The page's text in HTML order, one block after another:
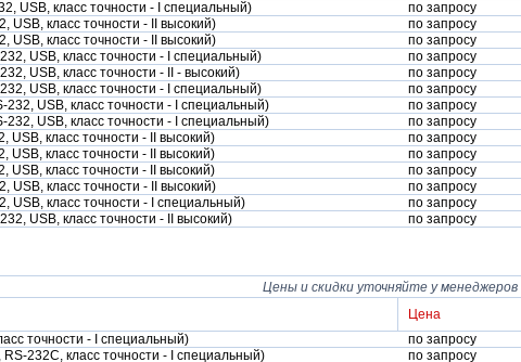
USB, класс точности - I специальный)
по запросу
класс точности - II высокий)
по запросу
класс точности - II высокий)
по запросу
USB, класс точности - I специальный)
по запросу
USB, класс точности - II - высокий)
по запросу
USB, класс точности - I специальный)
по запросу
USB, класс точности - I специальный)
по запросу
USB, класс точности - I специальный)
по запросу
класс точности - II высокий)
по запросу
класс точности - II высокий)
по запросу
класс точности - II высокий)
по запросу
класс точности - II высокий)
по запросу
USB, класс точности - I специальный)
по запросу
USB, класс точности - II высокий) по запросу
Цены и скидки уточняйте у менеджеров
Цена
точности - I специальный)
по запросу
232С, класс точности - I специальный) по запросу